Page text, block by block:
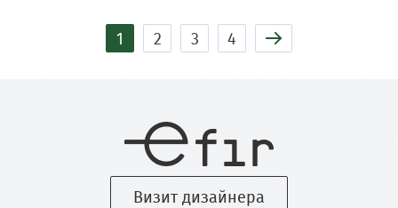
1 2 3 4
Визит дизайнера